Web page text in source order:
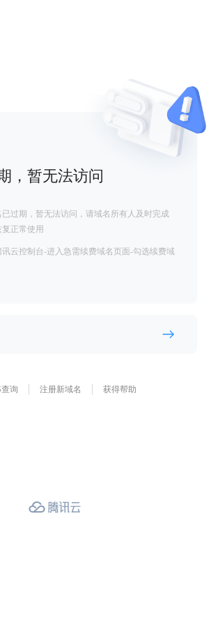
，暂无法访问
过期，暂无法访问，请域名所有人及时完成
正常使用
云控制台-进入急需续费域名页面-勾选续费域
询 注册新域名 获得帮助